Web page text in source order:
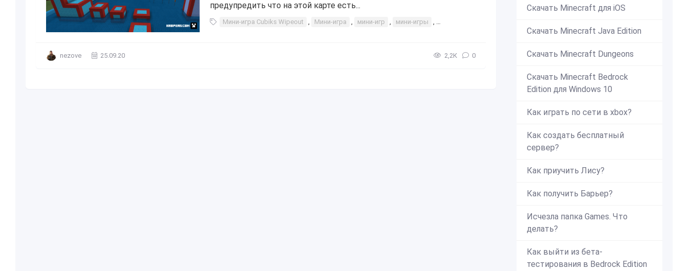
предупредить что на этой карте есть...
Мини-игра Cubiks Wipeout , Мини-игра , мини-игр , мини-игры , Cubiks Wipeout
nezove 25.09.20 2,2К 0
Скачать Minecraft для iOS
Скачать Minecraft Java Edition
Скачать Minecraft Dungeons
Скачать Minecraft Bedrock
Edition для Windows 10
Как играть по сети в xbox?
Как создать бесплатный
сервер?
Как приучить Лису?
Как получить Барьер?
Исчезла папка Games. Что
делать?
Как выйти из бета-
тестирования в Bedrock Edition